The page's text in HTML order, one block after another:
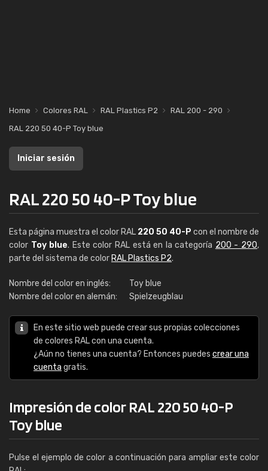
Home Colores RAL RAL Plastics P2
RAL 200 - 290
RAL 220 50 40-P Toy blue
Iniciar sesión
RAL 220 50 40-P Toy blue
Esta página muestra el color RAL 220 50 40-P con el nombre de
color Toy blue. Este color RAL está en la categoría 200 - 290,
parte del sistema de color RAL Plastics P2.
Nombre del color en inglés:
Toy blue
Nombre del color en alemán:
Spielzeugblau
En este sitio web puede crear sus propias colecciones
de colores RAL con una cuenta.
¿Aún no tienes una cuenta? Entonces puedes crear una
cuenta gratis.
Impresión de color RAL 220 50 40-P
Toy blue
Pulse el ejemplo de color a continuación para ampliar este color